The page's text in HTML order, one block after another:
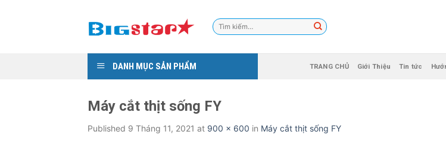
Tìm
kiếm:
DANH MỤC SẢN PHẨM TRANG CHỦ Giới Thiệu Tin tức
Máy cắt thịt sống FY
Published 9 Tháng 11, 2021 at 900 × 600 in Máy cắt thịt sống FY